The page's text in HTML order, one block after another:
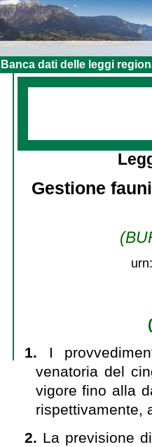
Banca dati delle leggi
Gestione
1.
I
venatoria del
vigore fino alla
rispettivamente,
2. La previsione